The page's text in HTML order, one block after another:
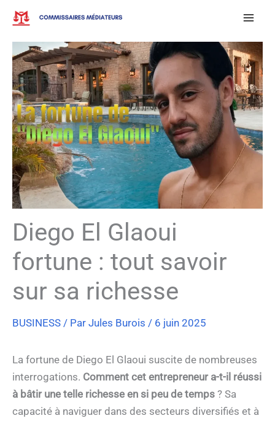
Aller
contenu
Diego El Glaoui
fortune : tout savoir
sur sa richesse
BUSINESS / Par Jules Burois / 6 juin 2025
La fortune de Diego El Glaoui suscite de nombreuses
interrogations. Comment cet entrepreneur a-t-il réussi
à bâtir une telle richesse en si peu de temps ? Sa
capacité à naviguer dans des secteurs diversifiés et à